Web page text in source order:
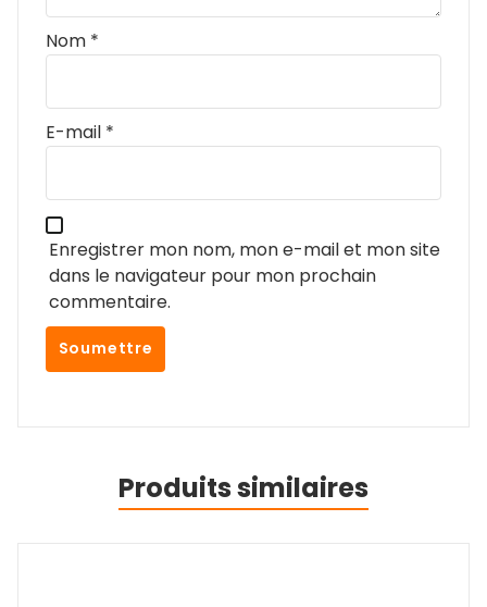
Nom *
E-mail *
Enregistrer mon nom, mon e-mail et mon site
dans le navigateur pour mon prochain
commentaire.
Produits similaires